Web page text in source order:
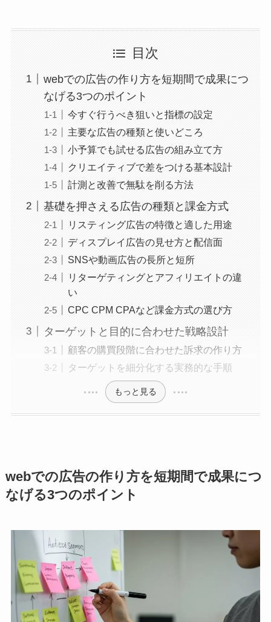
目次
webでの広告の作り方を短期間で成果につ
なげる3つのポイント
今すぐ行うべき狙いと指標の設定
主要な広告の種類と使いどころ
小予算でも試せる広告の組み立て方
クリエイティブで差をつける基本設計
計測と改善で無駄を削る方法
基礎を押さえる広告の種類と課金方式
リスティング広告の特徴と適した用途
ディスプレイ広告の見せ方と配信面
SNSや動画広告の長所と短所
リターゲティングとアフィリエイトの違
い
CPC CPM CPAなど課金方式の選び方
ターゲットと目的に合わせた戦略設計
顧客の購買段階に合わせた訴求の作り方
ターゲットを細分化する実務的な手順
もっと見る
webでの広告の作り方を短期間で成果につ
なげる3つのポイント